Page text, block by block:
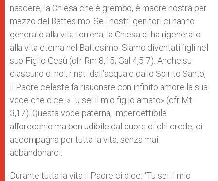
nascere, la Chiesa che è grembo, è madre nostra per
mezzo del Battesimo. Se i nostri genitori ci hanno
generato alla vita terrena, la Chiesa ci ha rigenerato
alla vita eterna nel Battesimo. Siamo diventati figli nel
suo Figlio Gesù (cfr Rm 8,15; Gal 4,5-7). Anche su
ciascuno di noi, rinati dall’acqua e dallo Spirito Santo,
il Padre celeste fa risuonare con infinito amore la sua
voce che dice: «Tu sei il mio figlio amato» (cfr Mt
3,17). Questa voce paterna, impercettibile
all’orecchio ma ben udibile dal cuore di chi crede, ci
accompagna per tutta la vita, senza mai
abbandonarci.
Durante tutta la vita il Padre ci dice: “Tu sei il mio